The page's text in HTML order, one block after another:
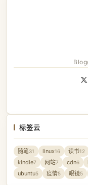
标签云
随笔31 linux16 读书12
kindle7 网站7 cdn6
ubuntu5 疫情5 眼镜5